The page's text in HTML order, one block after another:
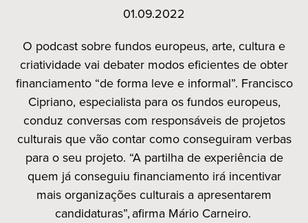
01.09.2022
O podcast sobre fundos europeus, arte, cultura e
criatividade vai debater modos eficientes de obter
financiamento “de forma leve e informal”. Francisco
Cipriano, especialista para os fundos europeus,
conduz conversas com responsáveis de projetos
culturais que vão contar como conseguiram verbas
para o seu projeto. “A partilha de experiência de
quem já conseguiu financiamento irá incentivar
mais organizações culturais a apresentarem
candidaturas”, afirma Mário Carneiro.